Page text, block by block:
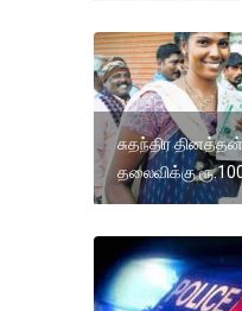
சுதந்திர
தலைவிக்கு